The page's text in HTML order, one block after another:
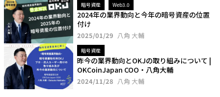
暗号資産 Web3.0
2024年の業界動向と今年の暗号資産の位置
付け
2025/01/29 八角 大輔
暗号資産
昨今の業界動向とOKJの取り組みについて |
OKCoinJapan COO・八角大輔
2024/11/28 八角 大輔